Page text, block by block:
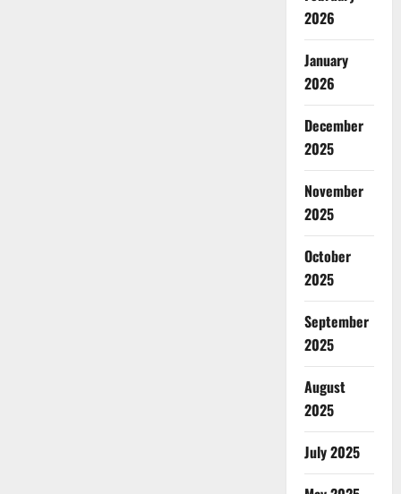
2026
January
2026
December
2025
November
2025
October
2025
September
2025
August
2025
July 2025